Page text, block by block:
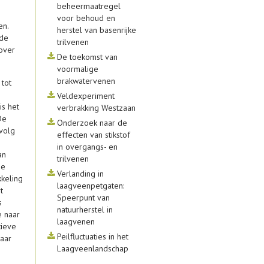
tot
het
naar
beheermaatregel
voor behoud en
herstel van basenrijke
trilvenen
De toekomst van
voormalige
brakwatervenen
Veldexperiment
verbrakking Westzaan
Onderzoek naar de
effecten van stikstof
in overgangs- en
trilvenen
Verlanding in
laagveenpetgaten:
Speerpunt van
natuurherstel in
laagvenen
Peilfluctuaties in het
Laagveenlandschap